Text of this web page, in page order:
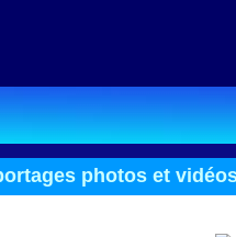
photos et